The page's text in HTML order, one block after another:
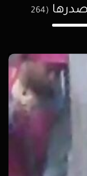
(264